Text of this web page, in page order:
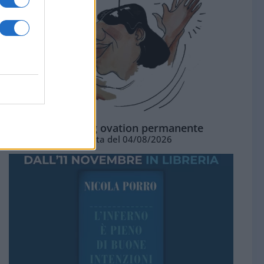
La standing ovation permanente
Vignetta del 04/08/2026